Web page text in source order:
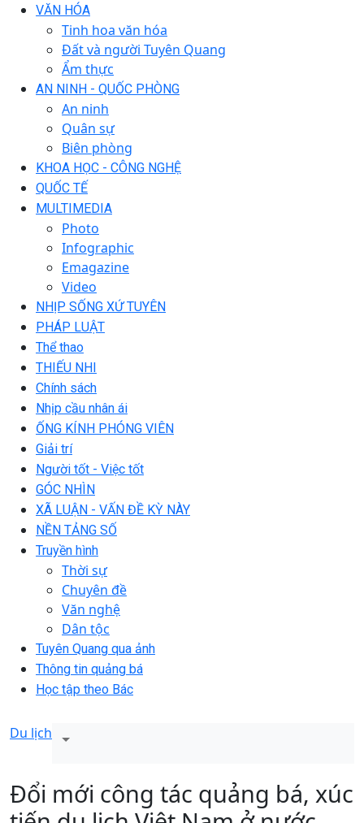
VĂN HÓA
Tinh hoa văn hóa
Đất và người Tuyên Quang
Ẩm thực
AN NINH - QUỐC PHÒNG
An ninh
Quân sự
Biên phòng
KHOA HỌC - CÔNG NGHỆ
QUỐC TẾ
MULTIMEDIA
Photo
Infographic
Emagazine
Video
NHỊP SỐNG XỨ TUYÊN
PHÁP LUẬT
Thể thao
THIẾU NHI
Chính sách
Nhịp cầu nhân ái
ỐNG KÍNH PHÓNG VIÊN
Giải trí
Người tốt - Việc tốt
GÓC NHÌN
XÃ LUẬN - VẤN ĐỀ KỲ NÀY
NỀN TẢNG SỐ
Truyền hình
Thời sự
Chuyên đề
Văn nghệ
Dân tộc
Tuyên Quang qua ảnh
Thông tin quảng bá
Học tập theo Bác
Du lịch
Đổi mới công tác quảng bá, xúc